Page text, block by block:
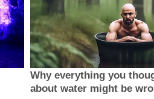
Why everything you
about water might be